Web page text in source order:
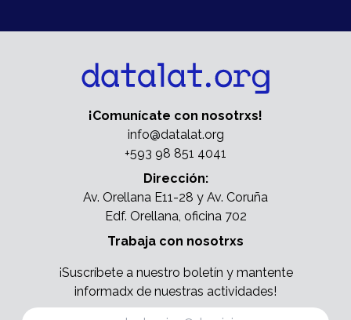
¡Comunícate con nosotrxs!
info@datalat.org
+593 98 851 4041
Dirección:
Av. Orellana E11-28 y Av. Coruña
Edf. Orellana, oficina 702
Trabaja con nosotrxs
¡Suscríbete a nuestro boletín y mantente
informadx de nuestras actividades!